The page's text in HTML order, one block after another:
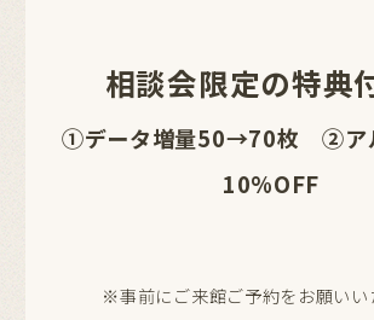
相談会限定の特典
①データ増量50→70枚 ②ア
10%OFF
※事前にご来館ご予約をお願いい